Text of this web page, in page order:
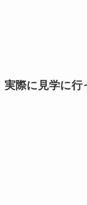
実際に見学に行